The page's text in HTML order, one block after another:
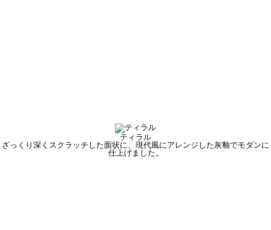
ティラル
ざっくり深くスクラッチした面状に、現代風にアレンジした灰釉でモダンに
仕上げました。